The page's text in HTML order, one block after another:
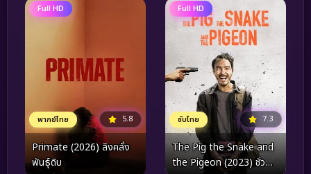
Full HD
พากย์ไทย 5.8
Primate (2026) ลิงคลั่ง
พันธุ์ดิบ
Full HD
ซับไทย 7.3
The Pig the Snake and
the Pigeon (2023) ชั่ว